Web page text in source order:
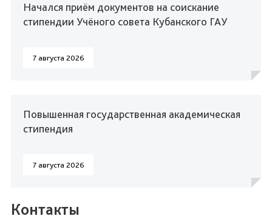
Начался приём документов на соискание
стипендии Учёного совета Кубанского ГАУ
7 августа 2026
Повышенная государственная академическая
стипендия
7 августа 2026
Контакты